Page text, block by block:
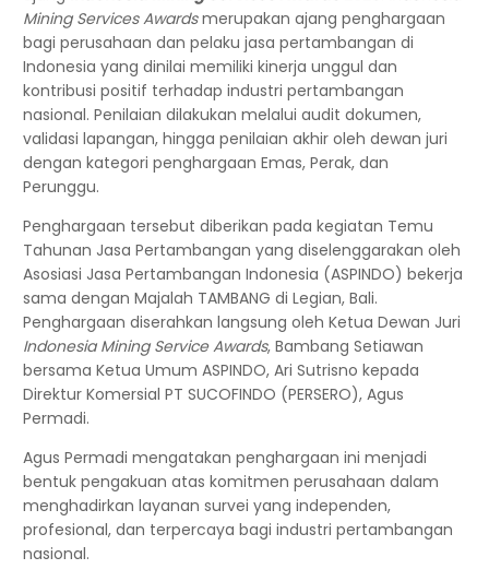
Mining Services Awardsmerupakan ajang penghargaan
bagi perusahaan dan pelaku jasa pertambangan di
Indonesia yang dinilai memiliki kinerja unggul dan
kontribusi positif terhadap industri pertambangan
nasional. Penilaian dilakukan melalui audit dokumen,
validasi lapangan, hingga penilaian akhir oleh dewan juri
dengan kategori penghargaan Emas, Perak, dan
Perunggu.
Penghargaan tersebut diberikan pada kegiatan Temu
Tahunan Jasa Pertambangan yang diselenggarakan oleh
Asosiasi Jasa Pertambangan Indonesia (ASPINDO) bekerja
sama dengan Majalah TAMBANG di Legian, Bali.
Penghargaan diserahkan langsung oleh Ketua Dewan Juri
Indonesia Mining Service Awards, Bambang Setiawan
bersama Ketua Umum ASPINDO, Ari Sutrisno kepada
Direktur Komersial PT SUCOFINDO (PERSERO), Agus
Permadi.
Agus Permadi mengatakan penghargaan ini menjadi
bentuk pengakuan atas komitmen perusahaan dalam
menghadirkan layanan survei yang independen,
profesional, dan terpercaya bagi industri pertambangan
nasional.